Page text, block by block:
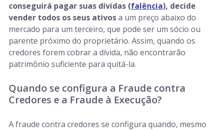
conseguirá pagar suas dívidas (falência), decide
vender todos os seus ativosa um preço abaixo do
mercado para um terceiro, que pode ser um sócio ou
parente próximo do proprietário. Assim, quando os
credores forem cobrar a dívida, não encontrarão
patrimônio suficiente para quitá-la.
Quando se configura a Fraude contra
Credores e a Fraude à Execução?
A fraude contra credores se configura quando, mesmo